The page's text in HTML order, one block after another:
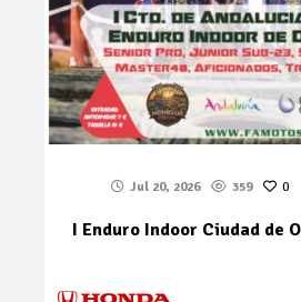
Jul 20, 2026 359 0
I Enduro Indoor Ciudad de